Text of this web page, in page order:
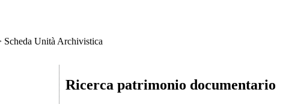
Unità Archivistica
Ricerca patrimonio documentario